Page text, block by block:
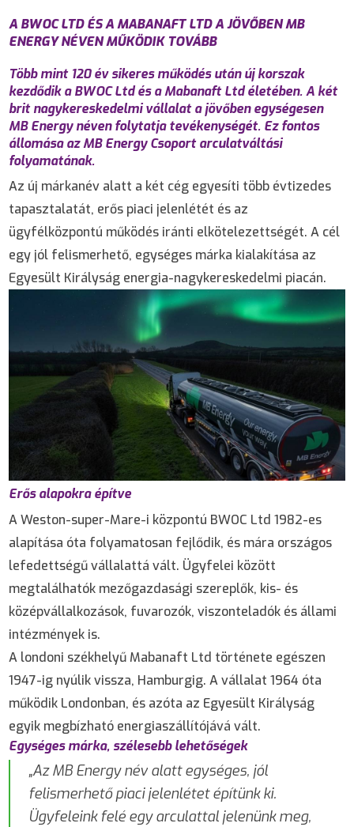
A BWOC LTD ÉS A MABANAFT LTD A JÖVŐBEN MB
ENERGY NÉVEN MŰKÖDIK TOVÁBB
Több mint 120 év sikeres működés után új korszak
kezdődik a BWOC Ltd és a Mabanaft Ltd életében. A két
brit nagykereskedelmi vállalat a jövőben egységesen
MB Energy néven folytatja tevékenységét. Ez fontos
állomása az MB Energy Csoport arculatváltási
folyamatának.
Az új márkanév alatt a két cég egyesíti több évtizedes
tapasztalatát, erős piaci jelenlétét és az
ügyfélközpontú működés iránti elkötelezettségét. A cél
egy jól felismerhető, egységes márka kialakítása az
Egyesült Királyság energia-nagykereskedelmi piacán.
Erős alapokra építve
A Weston-super-Mare-i központú BWOC Ltd 1982-es
alapítása óta folyamatosan fejlődik, és mára országos
lefedettségű vállalattá vált. Ügyfelei között
megtalálhatók mezőgazdasági szereplők, kis- és
középvállalkozások, fuvarozók, viszonteladók és állami
intézmények is.
A londoni székhelyű Mabanaft Ltd története egészen
1947-ig nyúlik vissza, Hamburgig. A vállalat 1964 óta
működik Londonban, és azóta az Egyesült Királyság
egyik megbízható energiaszállítójává vált.
Egységes márka, szélesebb lehetőségek
„Az MB Energy név alatt egységes, jól
felismerhető piaci jelenlétet építünk ki.
Ügyfeleink felé egy arculattal jelenünk meg,